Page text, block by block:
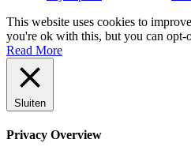
This website uses cookies to
you're ok with this, but you can opt-
Read More
Sluiten
Privacy Overview